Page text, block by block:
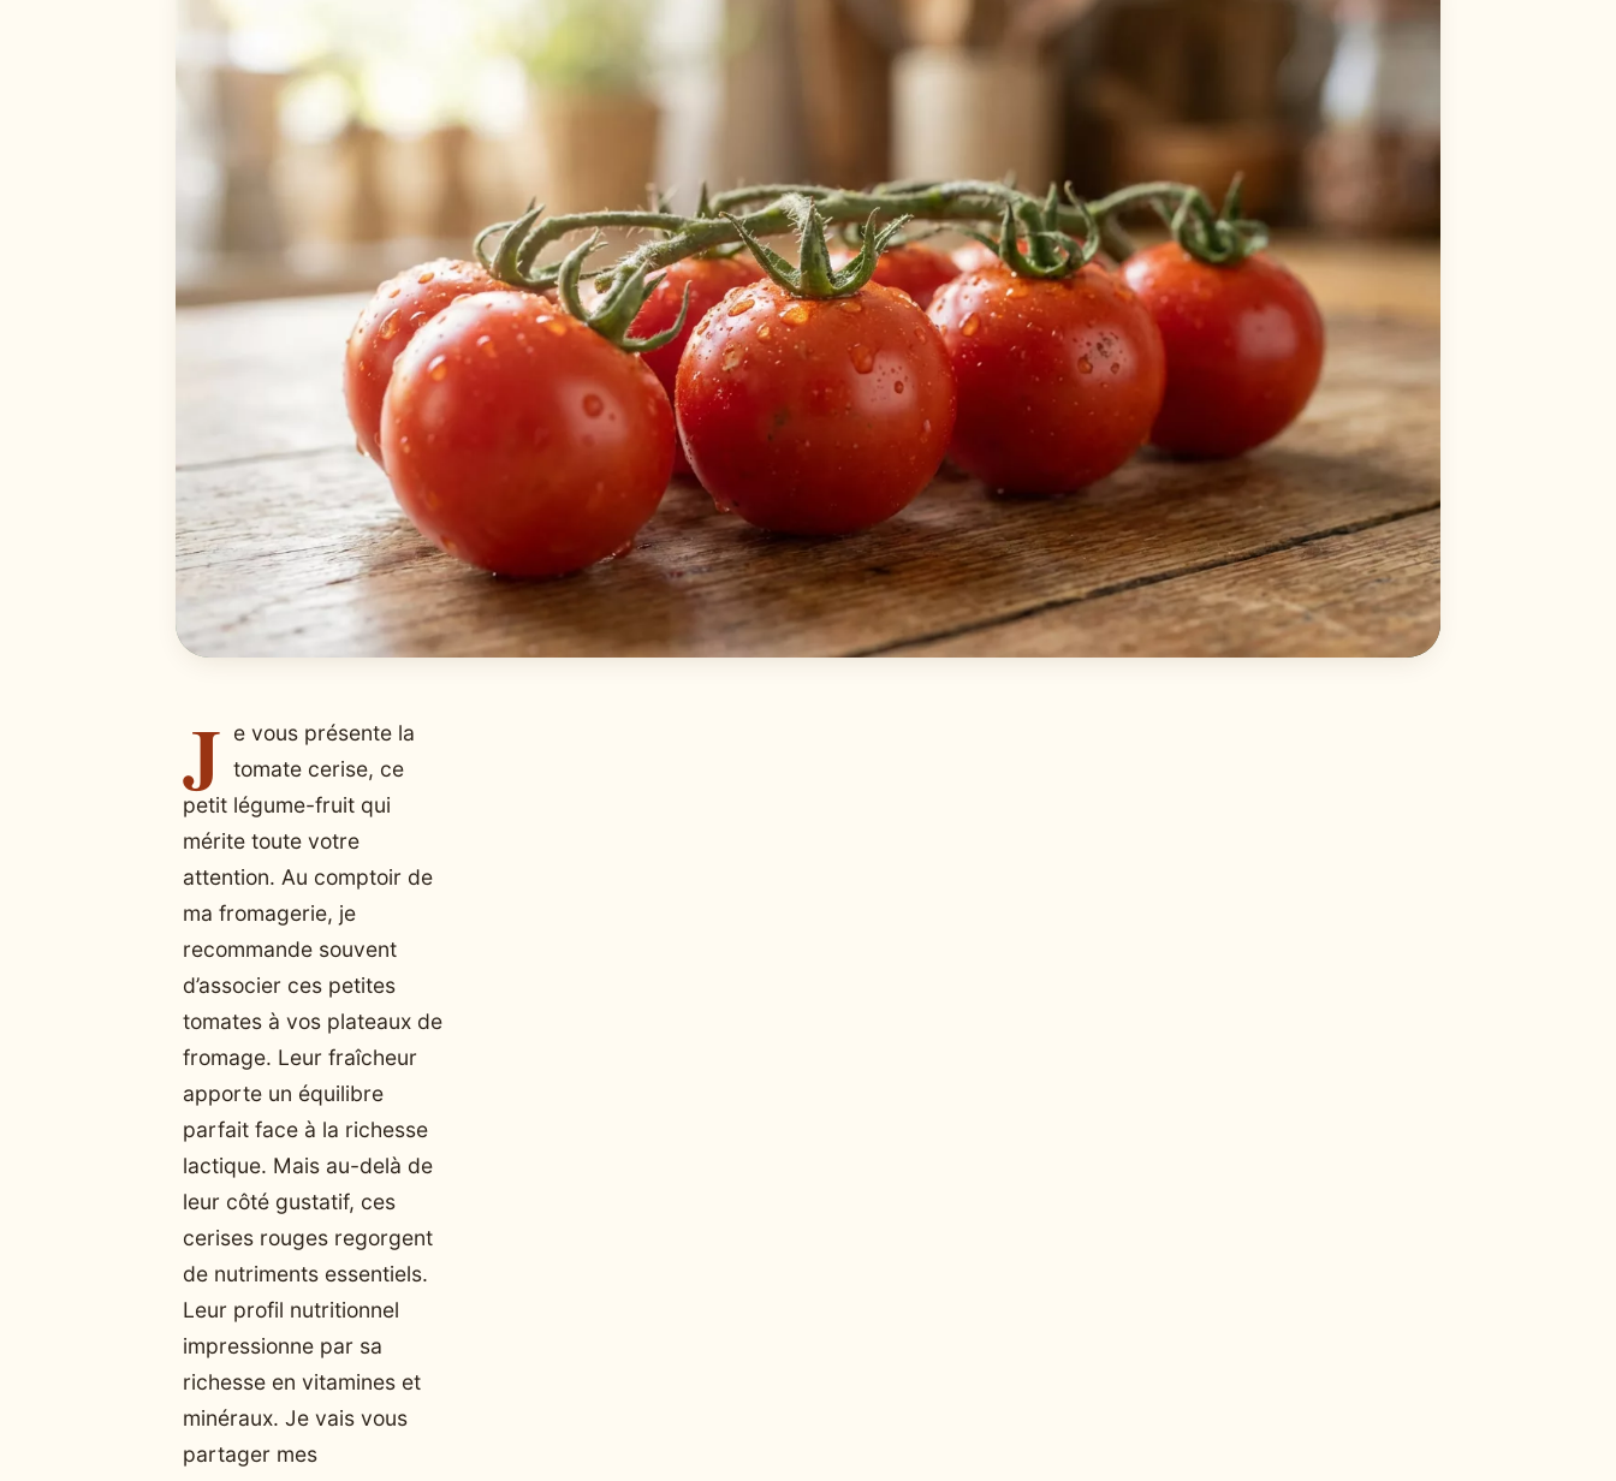
J e vous présente la
tomate cerise, ce
petit légume-fruit qui
mérite toute votre
attention. Au comptoir de
ma fromagerie, je
recommande souvent
d’associer ces petites
tomates à vos plateaux de
fromage. Leur fraîcheur
apporte un équilibre
parfait face à la richesse
lactique. Mais au-delà de
leur côté gustatif, ces
cerises rouges regorgent
de nutriments essentiels.
Leur profil nutritionnel
impressionne par sa
richesse en vitamines et
minéraux. Je vais vous
partager mes